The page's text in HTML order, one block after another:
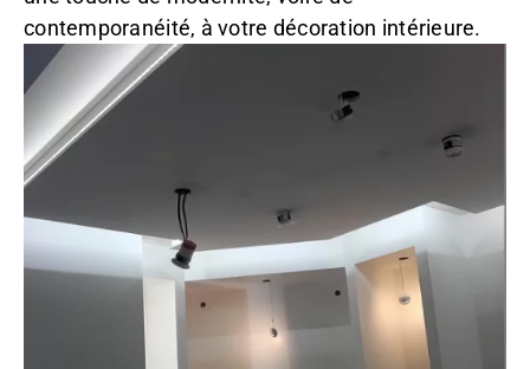
contemporanéité, à votre décoration intérieure.